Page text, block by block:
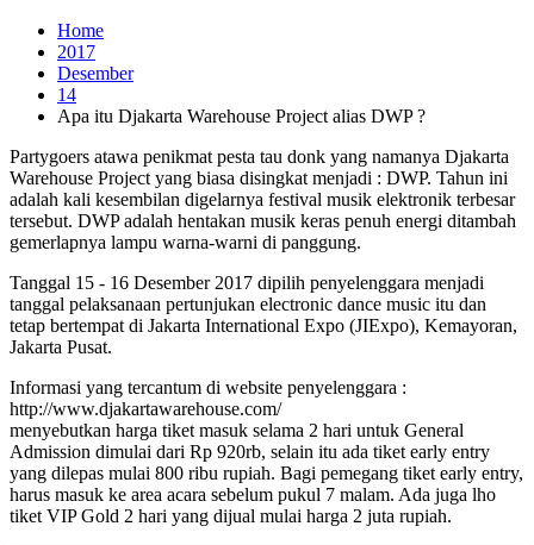
Home
2017
Desember
14
Apa itu Djakarta Warehouse Project alias DWP ?
Partygoers atawa penikmat pesta tau donk yang namanya Djakarta
Warehouse Project yang biasa disingkat menjadi : DWP. Tahun ini
adalah kali kesembilan digelarnya festival musik elektronik terbesar
tersebut. DWP adalah hentakan musik keras penuh energi ditambah
gemerlapnya lampu warna-warni di panggung.
Tanggal 15 - 16 Desember 2017 dipilih penyelenggara menjadi
tanggal pelaksanaan pertunjukan electronic dance music itu dan
tetap bertempat di Jakarta International Expo (JIExpo), Kemayoran,
Jakarta Pusat.
Informasi yang tercantum di website penyelenggara :
http://www.djakartawarehouse.com/
menyebutkan harga tiket masuk selama 2 hari untuk General
Admission dimulai dari Rp 920rb, selain itu ada tiket early entry
yang dilepas mulai 800 ribu rupiah. Bagi pemegang tiket early entry,
harus masuk ke area acara sebelum pukul 7 malam. Ada juga lho
tiket VIP Gold 2 hari yang dijual mulai harga 2 juta rupiah.